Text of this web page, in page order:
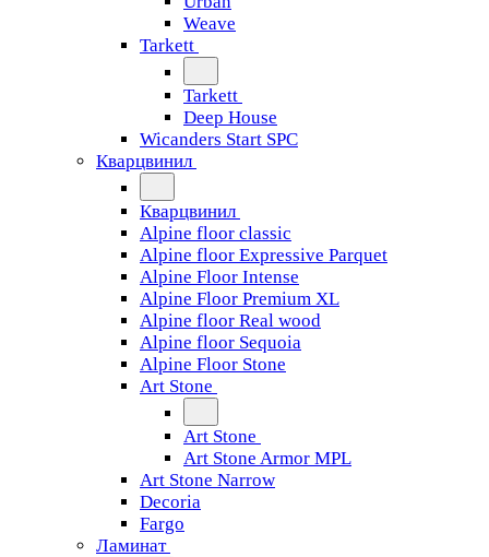
Weave
Tarkett
Tarkett
Deep House
Wicanders Start SPC
Кварцвинил
Кварцвинил
Alpine floor classic
Alpine floor Expressive Parquet
Alpine Floor Intense
Alpine Floor Premium XL
Alpine floor Real wood
Alpine floor Sequoia
Alpine Floor Stone
Art Stone
Art Stone
Art Stone Armor MPL
Art Stone Narrow
Decoria
Fargo
Ламинат